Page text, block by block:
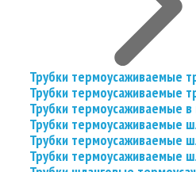
Трубки термоусаживаемые
Трубки термоусаживаемые
Трубки термоусаживаемые
Трубки термоусаживаемые
Трубки термоусаживаемые
Трубки термоусаживаемые